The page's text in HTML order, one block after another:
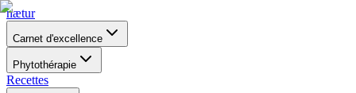
nætur
Carnet d'excellence
Phytothérapie
Recettes